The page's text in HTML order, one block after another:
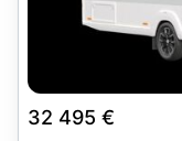
32 495 €